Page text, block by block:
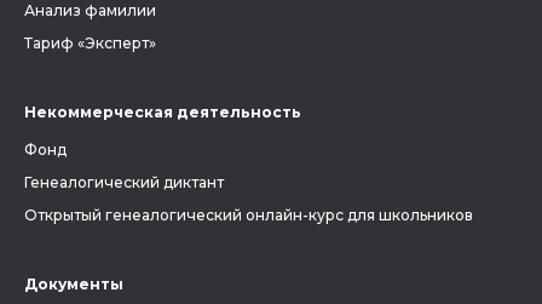
Анализ фамилии
Тариф «Эксперт»
Некоммерческая деятельность
Фонд
Генеалогический диктант
Открытый генеалогический онлайн-курс для школьников
Документы